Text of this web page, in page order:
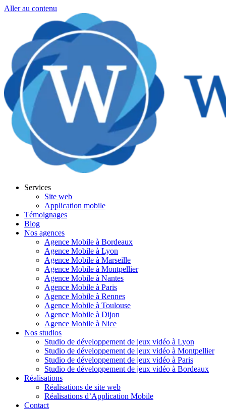
Aller au contenu
Services
Site web
Application mobile
Témoignages
Blog
Nos agences
Agence Mobile à Bordeaux
Agence Mobile à Lyon
Agence Mobile à Marseille
Agence Mobile à Montpellier
Agence Mobile à Nantes
Agence Mobile à Paris
Agence Mobile à Rennes
Agence Mobile à Toulouse
Agence Mobile à Dijon
Agence Mobile à Nice
Nos studios
Studio de développement de jeux vidéo à Lyon
Studio de développement de jeux vidéo à Montpellier
Studio de développement de jeux vidéo à Paris
Studio de développement de jeux vidéo à Bordeaux
Réalisations
Réalisations de site web
Réalisations d’Application Mobile
Contact